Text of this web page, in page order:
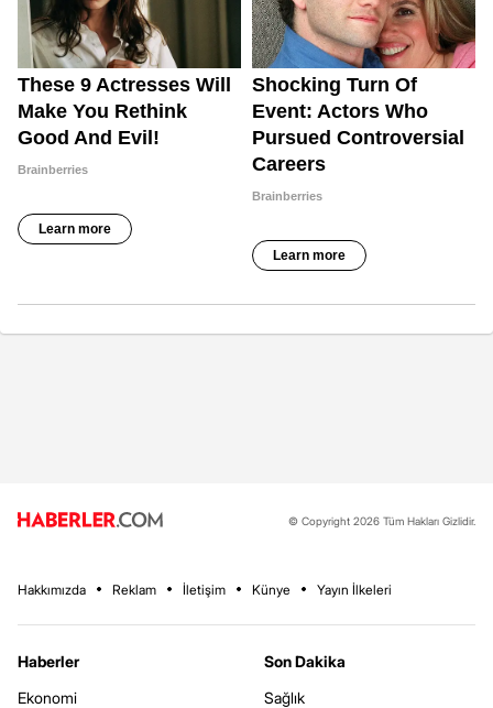
© Copyright 2026 Tüm Hakları Gizlidir.
Hakkımızda Reklam İletişim Künye Yayın İlkeleri
Haberler
Ekonomi
Son Dakika
Sağlık